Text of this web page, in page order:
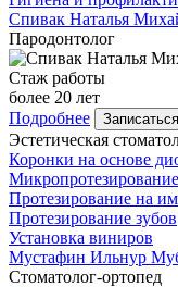
Спивак Наталья
Пародонтолог
Стаж работы
более 20 лет
Подробнее
Записаться
Эстетическая
Коронки на основе
Протезирование на
Протезирование зубов
Установка виниров
Мустафин Ильнур
Стоматолог-ортопед